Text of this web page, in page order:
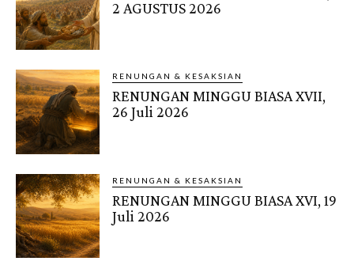
2 AGUSTUS 2026
RENUNGAN & KESAKSIAN
RENUNGAN MINGGU BIASA XVII,
26 Juli 2026
RENUNGAN & KESAKSIAN
RENUNGAN MINGGU BIASA XVI, 19
Juli 2026